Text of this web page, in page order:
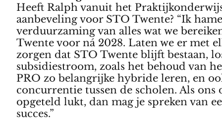
Heeft Ralph vanuit het
aanbeveling voor STO Twente? “Ik
verduurzaming van alles wat we
Twente voor ná 2028. Laten we er met
zorgen dat STO Twente blijft bestaan,
subsidiestroom, zoals het behoud van
PRO zo belangrijke hybride leren, en
concurrentie tussen de scholen. Als ons
opgeteld lukt, dan mag je spreken van
succes.”